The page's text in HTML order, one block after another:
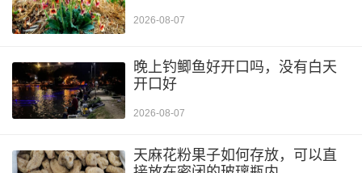
2026-08-07
晚上钓鲫鱼好开口吗，没有白天
开口好
2026-08-07
天麻花粉果子如何存放，可以直